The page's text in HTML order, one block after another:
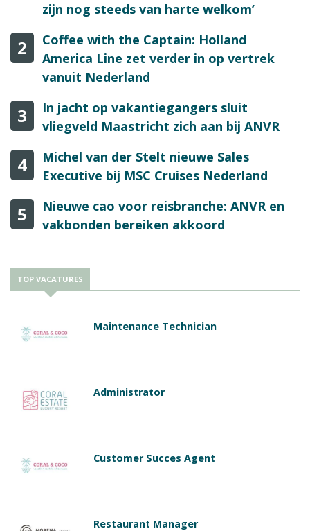
zijn nog steeds van harte welkom’
2
Coffee with the Captain: Holland
America Line zet verder in op vertrek
vanuit Nederland
3
In jacht op vakantiegangers sluit
vliegveld Maastricht zich aan bij ANVR
4
Michel van der Stelt nieuwe Sales
Executive bij MSC Cruises Nederland
5
Nieuwe cao voor reisbranche: ANVR en
vakbonden bereiken akkoord
TOP VACATURES
Maintenance Technician
Administrator
Customer Succes Agent
Restaurant Manager